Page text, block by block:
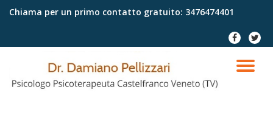
Chiama per un primo contatto gratuito: 3476474401
fa-
facebook
fa-
twitter